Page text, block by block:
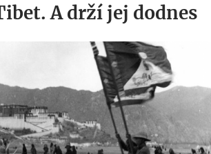
A drží jej dodnes